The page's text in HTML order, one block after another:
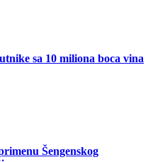
sa 10 miliona boca vina
Šengenskog